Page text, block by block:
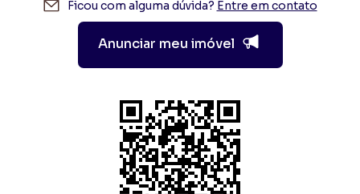
Ficou com alguma dúvida? Entre em contato
Anunciar meu imóvel